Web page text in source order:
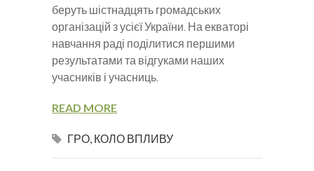
беруть шістнадцять громадських
організацій з усієї України. На екваторі
навчання раді поділитися першими
результатами та відгуками наших
учасників і учасниць.
READ MORE
ГРО КОЛО ВПЛИВУ